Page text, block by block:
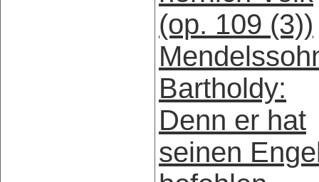
(op. 109 (3))
Bartholdy:
Denn er hat
seinen